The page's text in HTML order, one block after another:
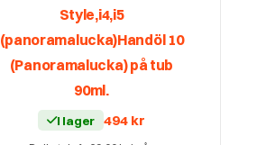
Style,i4,i5
(panoramalucka)Handöl 10
(Panoramalucka) på tub
90ml.
I lager 494 kr